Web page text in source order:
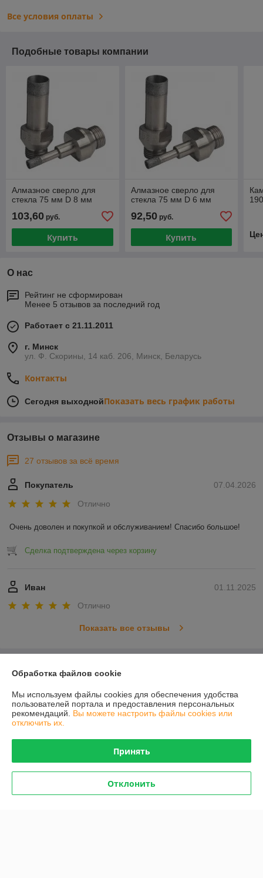
Все условия оплаты
Подобные товары компании
Алмазное сверло для
стекла 75 мм D 8 мм
103,60 руб.
Купить
Алмазное сверло для
стекла 75 мм D 6 мм
92,50руб.
Купить
О нас
Рейтинг не сформирован
Менее 5 отзывов за последний год
Работает с 21.11.2011
г. Минск
ул. Ф. Скорины, 14 каб. 206, Минск, Беларусь
Контакты
Сегодня выходнойПоказать весь график работы
Отзывы о магазине
27 отзывов за всё время
07.04.2026
Покупатель
Отлично
Очень доволен и покупкой и обслуживанием! Спасибо большое!
Сделка подтверждена через корзину
01.11.2025
Иван
Отлично
Показать все отзывы
Контакты
Доставка и оплата
Обработка файлов cookie
Мы используем файлы cookies для обеспечения удобства
пользователей портала и предоставления персональных
рекомендаций. Вы можете настроить файлы cookies или
отключить их.
Принять
Отклонить